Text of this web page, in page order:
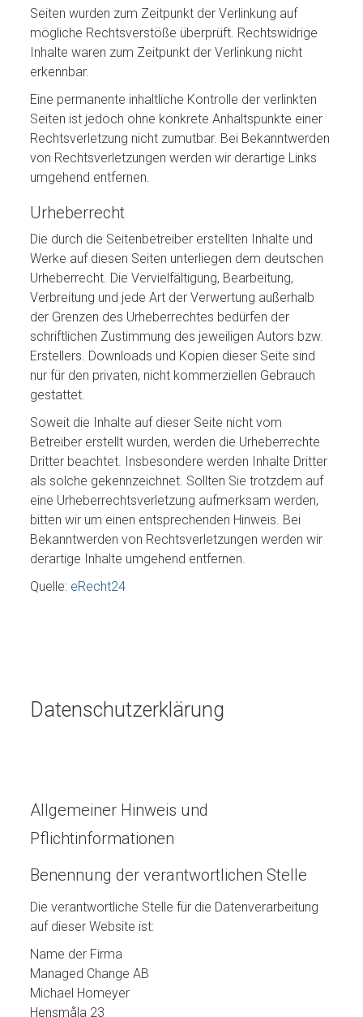
Seiten wurden zum Zeitpunkt der Verlinkung auf
mögliche Rechtsverstöße überprüft. Rechtswidrige
Inhalte waren zum Zeitpunkt der Verlinkung nicht
erkennbar.
Eine permanente inhaltliche Kontrolle der verlinkten
Seiten ist jedoch ohne konkrete Anhaltspunkte einer
Rechtsverletzung nicht zumutbar. Bei Bekanntwerden
von Rechtsverletzungen werden wir derartige Links
umgehend entfernen.
Urheberrecht
Die durch die Seitenbetreiber erstellten Inhalte und
Werke auf diesen Seiten unterliegen dem deutschen
Urheberrecht. Die Vervielfältigung, Bearbeitung,
Verbreitung und jede Art der Verwertung außerhalb
der Grenzen des Urheberrechtes bedürfen der
schriftlichen Zustimmung des jeweiligen Autors bzw.
Erstellers. Downloads und Kopien dieser Seite sind
nur für den privaten, nicht kommerziellen Gebrauch
gestattet.
Soweit die Inhalte auf dieser Seite nicht vom
Betreiber erstellt wurden, werden die Urheberrechte
Dritter beachtet. Insbesondere werden Inhalte Dritter
als solche gekennzeichnet. Sollten Sie trotzdem auf
eine Urheberrechtsverletzung aufmerksam werden,
bitten wir um einen entsprechenden Hinweis. Bei
Bekanntwerden von Rechtsverletzungen werden wir
derartige Inhalte umgehend entfernen.
Quelle: eRecht24
Datenschutzerklärung
Allgemeiner Hinweis und
Pflichtinformationen
Benennung der verantwortlichen Stelle
Die verantwortliche Stelle für die Datenverarbeitung
auf dieser Website ist:
Name der Firma
Managed Change AB
Michael Homeyer
Hensmåla 23